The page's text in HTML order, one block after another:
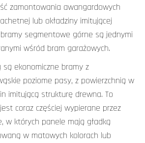
zamontowania awangardowych
lub okładziny imitującej
segmentowe górne są jednymi
wśród bram garażowych.
ekonomiczne bramy z
poziome pasy, z powierzchnią w
imitującą strukturę drewna. To
coraz częściej wypierane przez
w których panele mają gładką
w matowych kolorach lub